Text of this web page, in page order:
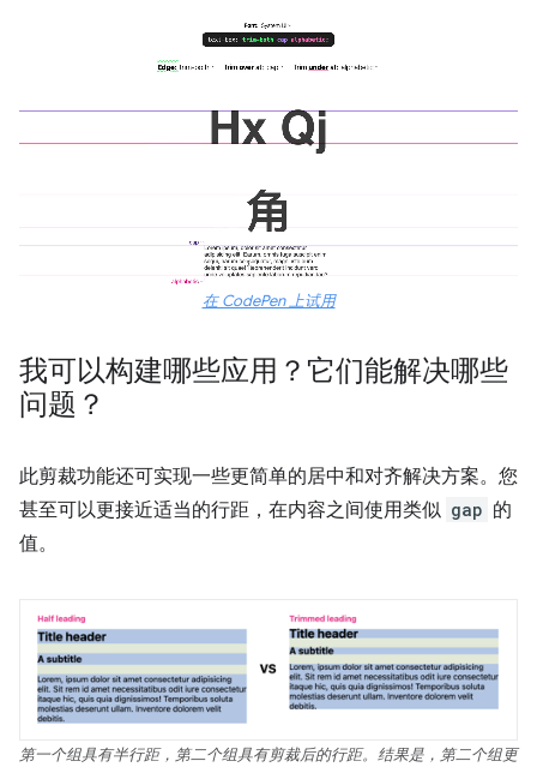
在 CodePen 上试用
我可以构建哪些应用？它们能解决哪些
问题？
此剪裁功能还可实现一些更简单的居中和对齐解决方案。您
甚至可以更接近适当的行距，在内容之间使用类似 gap 的
值。
第一个组具有半行距，第二个组具有剪裁后的行距。结果是，第二个组更